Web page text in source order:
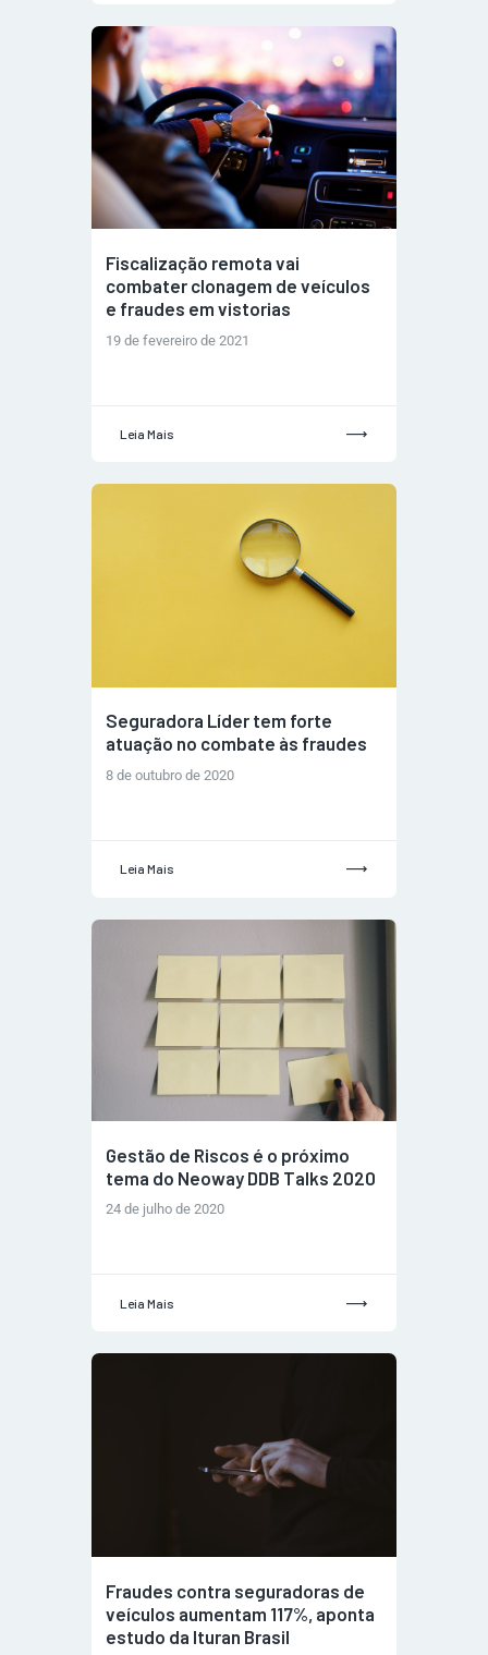
Fiscalização remota vai
combater clonagem de veículos
e fraudes em vistorias
19 de fevereiro de 2021
Leia Mais
Seguradora Líder tem forte
atuação no combate às fraudes
8 de outubro de 2020
Leia Mais
Gestão de Riscos é o próximo
tema do Neoway DDB Talks 2020
24 de julho de 2020
Leia Mais
Fraudes contra seguradoras de
veículos aumentam 117%, aponta
estudo da Ituran Brasil